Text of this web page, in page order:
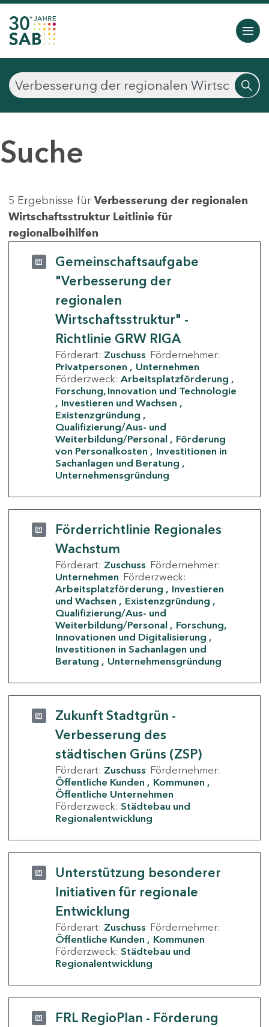
Suche
5 Ergebnisse für Verbesserung der regionalen
Wirtschaftsstruktur Leitlinie für
regionalbeihilfen
Gemeinschaftsaufgabe
"Verbesserung der
regionalen
Wirtschaftsstruktur" -
Richtlinie GRW RIGA
Förderart: Zuschuss Fördernehmer:
Privatpersonen
Unternehmen
Förderzweck: Arbeitsplatzförderung
Forschung, Innovation und Technologie
Investieren und Wachsen
Existenzgründung
Qualifizierung/Aus- und
Weiterbildung/Personal
Förderung
von Personalkosten
Investitionen in
Sachanlagen und Beratung
Unternehmensgründung
Förderrichtlinie Regionales
Wachstum
Förderart: Zuschuss Fördernehmer:
Unternehmen Förderzweck:
Arbeitsplatzförderung
Investieren
und Wachsen
Existenzgründung
Qualifizierung/Aus- und
Weiterbildung/Personal
Forschung,
Innovationen und Digitalisierung
Investitionen in Sachanlagen und
Beratung
Unternehmensgründung
Zukunft Stadtgrün -
Verbesserung des
städtischen Grüns (ZSP)
Förderart: Zuschuss Fördernehmer:
Öffentliche Kunden
Kommunen
Öffentliche Unternehmen
Förderzweck: Städtebau und
Regionalentwicklung
Unterstützung besonderer
Initiativen für regionale
Entwicklung
Förderart: Zuschuss Fördernehmer:
Öffentliche Kunden
Kommunen
Förderzweck: Städtebau und
Regionalentwicklung
FRL RegioPlan - Förderung